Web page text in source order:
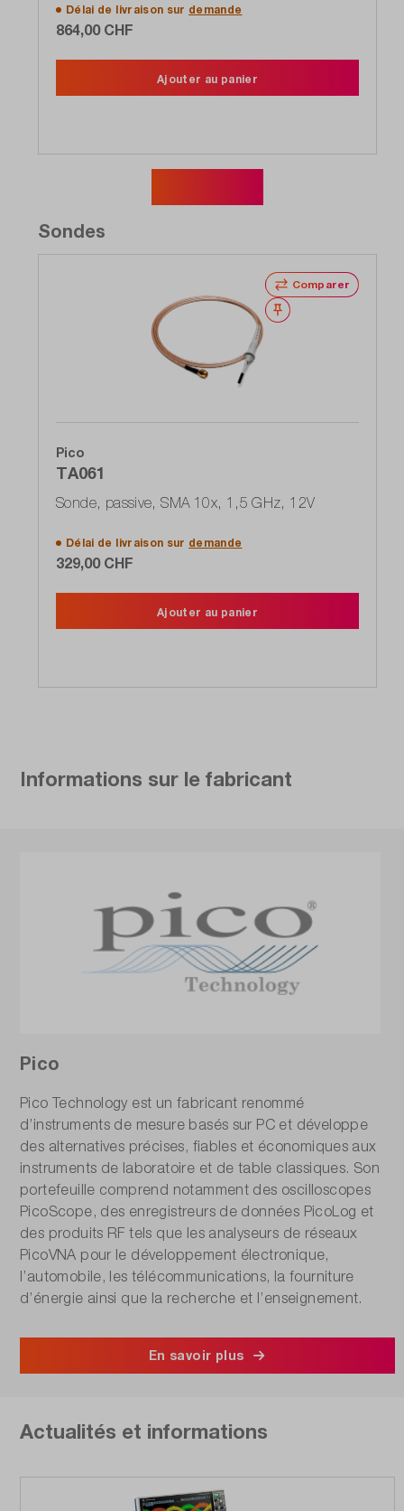
Délai de livraison sur demande
864,00 CHF
Ajouter au panier
Sondes
Comparer
Noter
Pico
TA061
Sonde, passive, SMA 10x, 1,5 GHz, 12V
Délai de livraison sur demande
329,00 CHF
Ajouter au panier
Informations sur le fabricant
Pico
Pico Technology est un fabricant renommé
d’instruments de mesure basés sur PC et développe
des alternatives précises, fiables et économiques aux
instruments de laboratoire et de table classiques. Son
portefeuille comprend notamment des oscilloscopes
PicoScope, des enregistreurs de données PicoLog et
des produits RF tels que les analyseurs de réseaux
PicoVNA pour le développement électronique,
l’automobile, les télécommunications, la fourniture
d’énergie ainsi que la recherche et l’enseignement.
En savoir plus
Actualités et informations